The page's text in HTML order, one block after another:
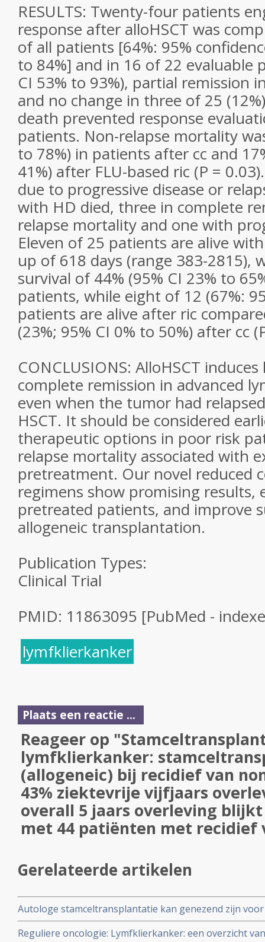
RESULTS: Twenty-four patients
response after alloHSCT was
of all patients [64%: 95%
to 84%] and in 16 of 22 evaluable
CI 53% to 93%), partial remission
and no change in three of 25
death prevented response
patients. Non-relapse mortality
to 78%) in patients after cc and
41%) after FLU-based ric (P =
due to progressive disease or
with HD died, three in complete
relapse mortality and one with
Eleven of 25 patients are alive
up of 618 days (range 383-2815),
survival of 44% (95% CI 23% to
patients, while eight of 12 (67%:
patients are alive after ric
(23%; 95% CI 0% to 50%) after cc
CONCLUSIONS: AlloHSCT
complete remission in advanced
even when the tumor had
HSCT. It should be considered
therapeutic options in poor risk
relapse mortality associated with
pretreatment. Our novel reduced
regimens show promising results,
pretreated patients, and improve
allogeneic transplantation.
Publication Types:
Clinical Trial
PMID: 11863095 [PubMed -
lymfklierkanker
Plaats een reactie ...
Reageer op
lymfklierkanker:
(allogeneic) bij recidief van
43% ziektevrije vijfjaars
overall 5 jaars overleving
met 44 patiënten met recidief
Gerelateerde artikelen
Autologe stamceltransplantatie kan genezend zijn
lymfomen (5 jaars OS 81 procent na
voor chemo en hoeven geen immunotherapie met
Reguliere oncologie: Lymfklierkanker: een overzicht